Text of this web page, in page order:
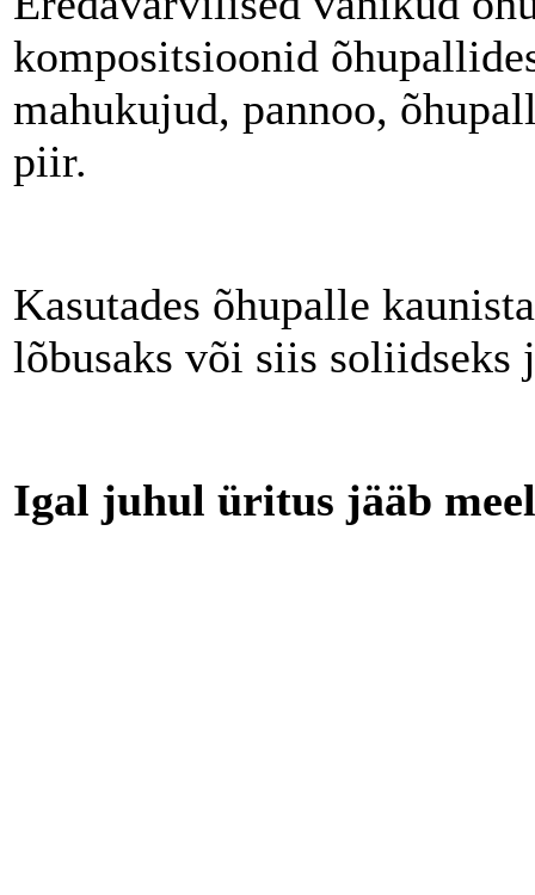
kompositsioonid
mahukujud, pannoo,
piir.
Kasutades õhupalle
lõbusaks või siis soliidseks
Igal juhul üritus jääb